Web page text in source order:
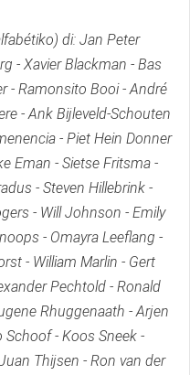
di: Jan Peter
- Xavier Blackman - Bas
- Ramonsito Booi - André
- Ank Bijleveld-Schouten
- Piet Hein Donner
Eman - Sietse Fritsma -
- Steven Hillebrink -
- Will Johnson - Emily
- Omayra Leeflang -
- William Marlin - Gert
Pechtold - Ronald
Rhuggenaath - Arjen
Schoof - Koos Sneek -
Thijsen - Ron van der